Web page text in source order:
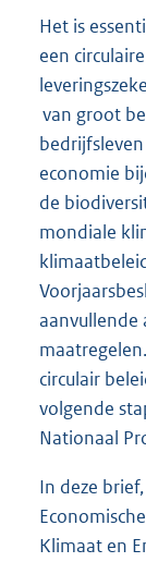
Het is
een
van groot
economie
de
mondiale
aanvullende
circulair
volgende
Nationaal
In deze
Klimaat en